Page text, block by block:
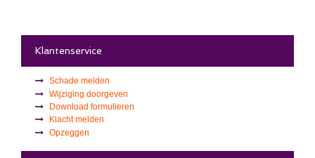
Klantenservice
Schade melden
Wijziging doorgeven
Download formulieren
Klacht melden
Opzeggen